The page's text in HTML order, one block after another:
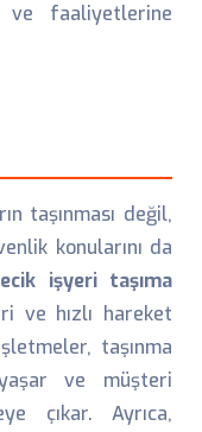
ve faaliyetlerine
taşınması değil,
konularını da
işyeri taşıma
ve hızlı hareket
taşınma
ve müşteri
çıkar. Ayrıca,